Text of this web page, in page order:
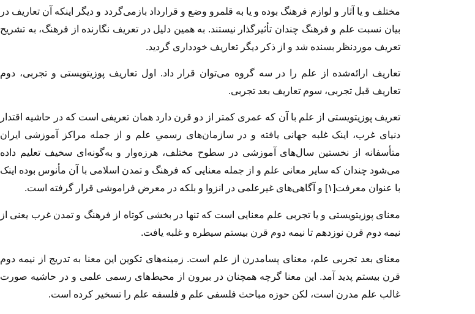
مختلف و یا آثار و لوازم فرهنگ بوده و یا به قلمرو وضع و قرارداد بازمى‏‌گردد و دیگر اینکه آن تعاریف در
بیان نسبت علم و فرهنگ چندان تأثیرگذار نیستند. به همین دلیل در تعریف نگارنده از فرهنگ، به تشریح
تعریف موردنظر بسنده شد و از ذکر دیگر تعاریف خوددارى گردید.
تعاریف ارائه‌شده از علم را در سه گروه می‌توان قرار داد. اول تعاریف پوزیتویستى و تجربى، دوم
تعاریف قبل تجربى، سوم تعاریف بعد تجربى.
تعریف پوزیتویستى از علم با آن که عمرى کمتر از دو قرن دارد همان تعریفى است که در حاشیه اقتدار
دنیاى غرب، اینک غلبه جهانى ‏یافته و در سازمان‏‌هاى رسمىِ علم و از جمله مراکز آموزشى ایران
متأسفانه از نخستین سال‏‌هاى آموزشى در سطوح مختلف، هرزه‏‌وار و به‌گونه‌ای سخیف تعلیم داده
مى‌‏شود چندان که سایر معانی علم و از جمله معنایى که فرهنگ و تمدن اسلامى با آن‏ مأنوس بوده اینک
با عنوان معرفت[۱] و آگاهی‌های غیرعلمی در انزوا و بلکه در معرض فراموشى قرار گرفته است.
معناى پوزیتویستى و یا تجربى علم معنایی است که تنها در بخشی کوتاه از فرهنگ و تمدن غرب یعنی از
نیمه دوم قرن نوزدهم تا نیمه دوم قرن بیستم سیطره و غلبه یافت.
معناى بعد تجربى علم، معناى پسامدرن از علم است. زمینه‏‌هاى تکوین این معنا به تدریج از نیمه دوم
قرن بیستم پدید آمد. این معنا گرچه همچنان در بیرون از محیط‌هاى رسمى علمى و در حاشیه صورت
غالب علم مدرن است، لکن حوزه مباحث فلسفى علم و فلسفه علم را تسخیر کرده‌ است.